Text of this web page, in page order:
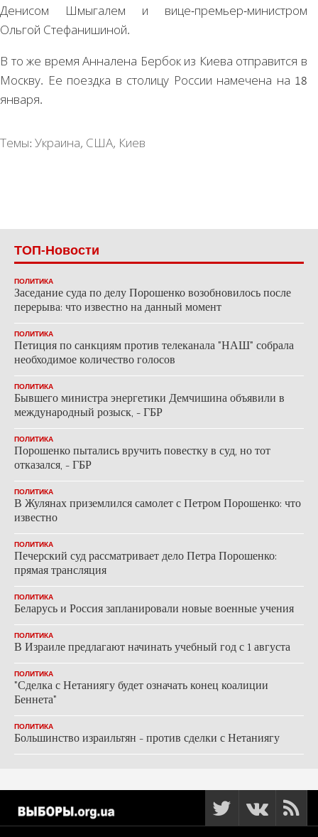
Денисом Шмыгалем и вице-премьер-министром
Ольгой Стефанишиной.
В то же время Анналена Бербок из Киева отправится в
Москву. Ее поездка в столицу России намечена на 18
января.
Темы: Украина, США, Киев
ТОП-Новости
ПОЛИТИКА
Заседание суда по делу Порошенко возобновилось после
перерыва: что известно на данный момент
ПОЛИТИКА
Петиция по санкциям против телеканала "НАШ" собрала
необходимое количество голосов
ПОЛИТИКА
Бывшего министра энергетики Демчишина объявили в
международный розыск, - ГБР
ПОЛИТИКА
Порошенко пытались вручить повестку в суд, но тот
отказался, - ГБР
ПОЛИТИКА
В Жулянах приземлился самолет с Петром Порошенко: что
известно
ПОЛИТИКА
Печерский суд рассматривает дело Петра Порошенко:
прямая трансляция
ПОЛИТИКА
Беларусь и Россия запланировали новые военные учения
ПОЛИТИКА
В Израиле предлагают начинать учебный год с 1 августа
ПОЛИТИКА
"Сделка с Нетаниягу будет означать конец коалиции
Беннета"
ПОЛИТИКА
Большинство израильтян - против сделки с Нетаниягу